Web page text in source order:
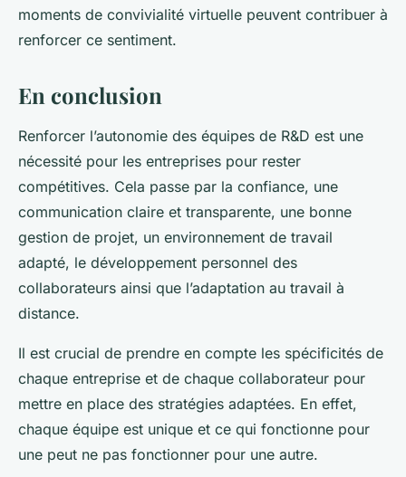
moments de convivialité virtuelle peuvent contribuer à
renforcer ce sentiment.
En conclusion
Renforcer l’autonomie des équipes de R&D est une
nécessité pour les entreprises pour rester
compétitives. Cela passe par la confiance, une
communication claire et transparente, une bonne
gestion de projet, un environnement de travail
adapté, le développement personnel des
collaborateurs ainsi que l’adaptation au travail à
distance.
Il est crucial de prendre en compte les spécificités de
chaque entreprise et de chaque collaborateur pour
mettre en place des stratégies adaptées. En effet,
chaque équipe est unique et ce qui fonctionne pour
une peut ne pas fonctionner pour une autre.